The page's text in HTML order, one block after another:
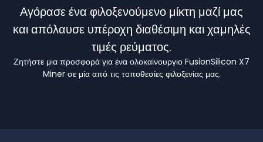
Αγόρασε ένα φιλοξενούμενο μίκτη μαζί μας
και απόλαυσε υπέροχη διαθέσιμη και χαμηλές
τιμές ρεύματος.
Ζητήστε μια προσφορά για ένα ολοκαίνουργιο FusionSilicon X7
Miner σε μία από τις τοποθεσίες φιλοξενίας μας.